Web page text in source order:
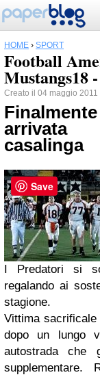
HOME › SPORT
Football
Mustangs18
Creato il 04 maggio 2011
arrivata
casalinga
I Predatori si
regalando ai
stagione.
Vittima
dopo un lungo
autostrada
supplementare.
Save